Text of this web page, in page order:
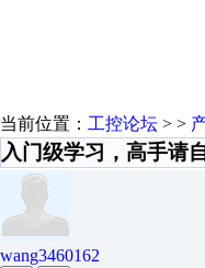
当前位置： 工控论坛 > >
入门级学习，高手请
wang3460162